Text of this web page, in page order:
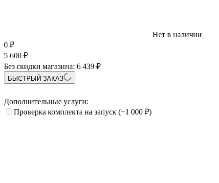
Нет в наличии
0 ₽
5 600 ₽
Без скидки магазина: 6 439 ₽
БЫСТРЫЙ ЗАКАЗ
Дополнительные услуги:
Проверка комплекта на запуск (+1 000 ₽)